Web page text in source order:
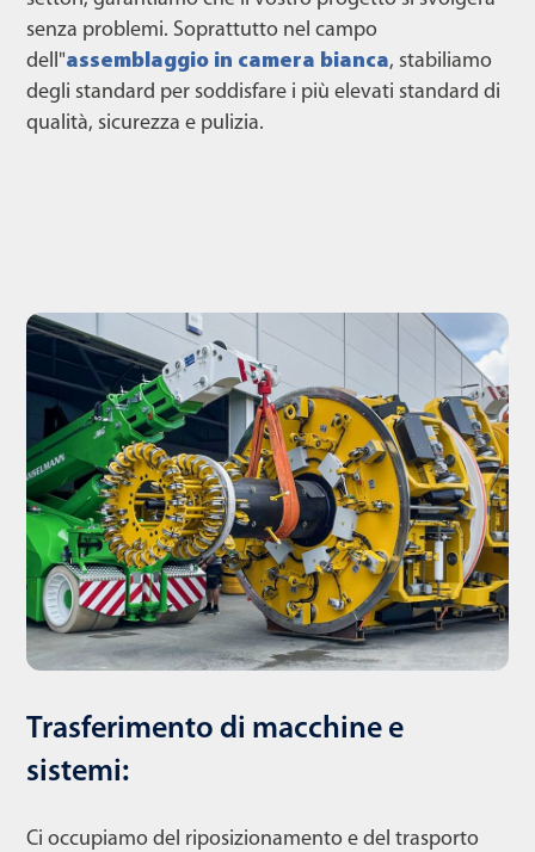
senza problemi. Soprattutto nel campo
dell"assemblaggio in camera bianca, stabiliamo
degli standard per soddisfare i più elevati standard di
qualità, sicurezza e pulizia.
Trasferimento di macchine e
sistemi:
Ci occupiamo del riposizionamento e del trasporto